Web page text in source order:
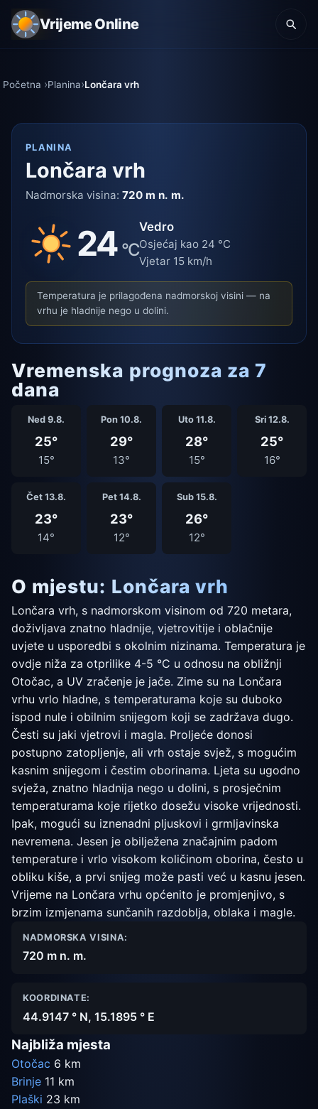
Vrijeme Online
Početna Planina Lončara vrh
PLANINA
Lončara vrh
Nadmorska visina:720 m n. m.
24 °C
Vedro
Osjećaj kao 24 °C
Vjetar 15 km/h
Temperatura je prilagođena nadmorskoj visini — na
vrhu je hladnije nego u dolini.
Vremenska prognoza za 7
dana
Ned 9.8.
25°
15°
Pon 10.8.
29°
13°
Uto 11.8.
28°
15°
Sri 12.8.
25°
16°
Čet 13.8.
23°
14°
Pet 14.8.
23°
12°
Sub 15.8.
26°
12°
O mjestu: Lončara vrh
Lončara vrh, s nadmorskom visinom od 720 metara,
doživljava znatno hladnije, vjetrovitije i oblačnije
uvjete u usporedbi s okolnim nizinama. Temperatura je
ovdje niža za otprilike 4-5 °C u odnosu na obližnji
Otočac, a UV zračenje je jače. Zime su na Lončara
vrhu vrlo hladne, s temperaturama koje su duboko
ispod nule i obilnim snijegom koji se zadržava dugo.
Česti su jaki vjetrovi i magla. Proljeće donosi
postupno zatopljenje, ali vrh ostaje svjež, s mogućim
kasnim snijegom i čestim oborinama. Ljeta su ugodno
svježa, znatno hladnija nego u dolini, s prosječnim
temperaturama koje rijetko dosežu visoke vrijednosti.
Ipak, mogući su iznenadni pljuskovi i grmljavinska
nevremena. Jesen je obilježena značajnim padom
temperature i vrlo visokom količinom oborina, često u
obliku kiše, a prvi snijeg može pasti već u kasnu jesen.
Vrijeme na Lončara vrhu općenito je promjenjivo, s
brzim izmjenama sunčanih razdoblja, oblaka i magle.
NADMORSKA VISINA:
720 m n. m.
KOORDINATE:
44.9147 ° N, 15.1895 ° E
Najbliža mjesta
Otočac 6 km
Brinje 11 km
Plaški 23 km